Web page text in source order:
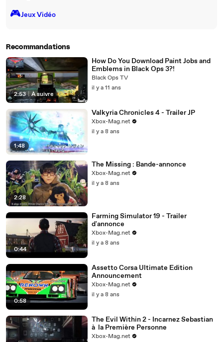
🎮️Jeux Vidéo
Recommandations
2:53 | À suivre
How Do You Download Paint Jobs and
Emblems in Black Ops 3?!
Black Ops TV
il y a 11 ans
1:48
Valkyria Chronicles 4 - Trailer JP
Xbox-Mag.net
il y a 8 ans
2:28
The Missing : Bande-annonce
Xbox-Mag.net
il y a 8 ans
0:44
Farming Simulator 19 - Trailer
d'annonce
Xbox-Mag.net
il y a 8 ans
0:58
Assetto Corsa Ultimate Edition
Announcement
Xbox-Mag.net
il y a 8 ans
The Evil Within 2 - Incarnez Sebastian
à la Première Personne
Xbox-Mag.net